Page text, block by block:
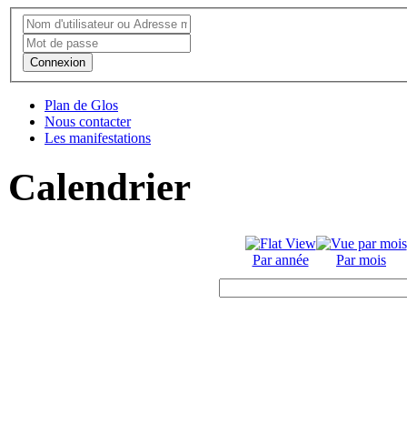
Connexion
Plan de Glos
Nous contacter
Les manifestations
Calendrier
Par année Par mois